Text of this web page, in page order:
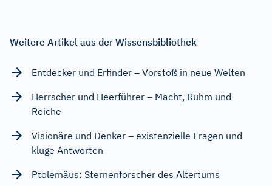
Weitere Artikel aus der Wissensbibliothek
Entdecker und Erfinder – Vorstoß in neue Welten
Herrscher und Heerführer – Macht, Ruhm und
Reiche
Visionäre und Denker – existenzielle Fragen und
kluge Antworten
Ptolemäus: Sternenforscher des Altertums